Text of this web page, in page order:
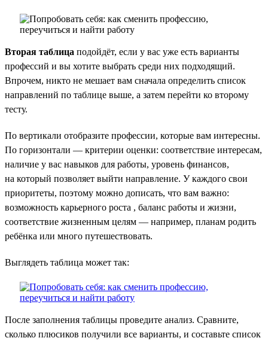
Вторая таблица подойдёт, если у вас уже есть варианты
профессий и вы хотите выбрать среди них подходящий.
Впрочем, никто не мешает вам сначала определить список
направлений по таблице выше, а затем перейти ко второму
тесту.
По вертикали отобразите профессии, которые вам интересны.
По горизонтали — критерии оценки: соответствие интересам,
наличие у вас навыков для работы, уровень финансов,
на который позволяет выйти направление. У каждого свои
приоритеты, поэтому можно дописать, что вам важно:
возможность карьерного роста , баланс работы и жизни,
соответствие жизненным целям — например, планам родить
ребёнка или много путешествовать.
Выглядеть таблица может так:
После заполнения таблицы проведите анализ. Сравните,
сколько плюсиков получили все варианты, и составьте список